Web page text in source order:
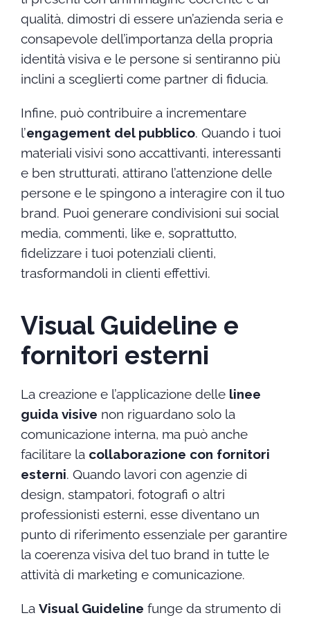
qualità, dimostri di essere un’azienda seria e
consapevole dell’importanza della propria
identità visiva e le persone si sentiranno più
inclini a sceglierti come partner di fiducia.
Infine, può contribuire a incrementare
l’engagement del pubblico. Quando i tuoi
materiali visivi sono accattivanti, interessanti
e ben strutturati, attirano l’attenzione delle
persone e le spingono a interagire con il tuo
brand. Puoi generare condivisioni sui social
media, commenti, like e, soprattutto,
fidelizzare i tuoi potenziali clienti,
trasformandoli in clienti effettivi.
Visual Guideline e
fornitori esterni
La creazione e l’applicazione delle linee
guida visive non riguardano solo la
comunicazione interna, ma può anche
facilitare la collaborazione con fornitori
esterni. Quando lavori con agenzie di
design, stampatori, fotografi o altri
professionisti esterni, esse diventano un
punto di riferimento essenziale per garantire
la coerenza visiva del tuo brand in tutte le
attività di marketing e comunicazione.
La Visual Guideline funge da strumento di